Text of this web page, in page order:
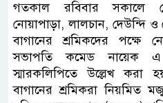
গতকাল রবিবার সকালে
নোয়াপাড়া, লালচান, দেউন্দি ও
বাগানের শ্রমিকদের পক্ষে
সভাপতি কমেড নায়েক এ
স্মারকলিপিতে উল্লেখ করা
বাগানের শ্রমিকরা নিয়মিত